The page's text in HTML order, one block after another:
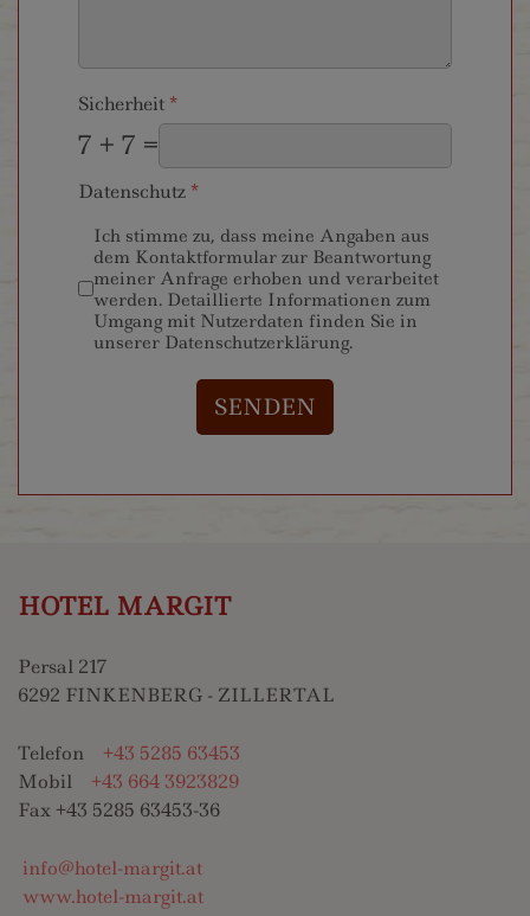
Sicherheit *
7 + 7 =
Datenschutz *
Ich stimme zu, dass meine Angaben aus
dem Kontaktformular zur Beantwortung
meiner Anfrage erhoben und verarbeitet
werden. Detaillierte Informationen zum
Umgang mit Nutzerdaten finden Sie in
unserer Datenschutzerklärung.
SENDEN
HOTEL MARGIT
Persal 217
6292 FINKENBERG - ZILLERTAL
Telefon +43 5285 63453
Mobil +43 664 3923829
Fax +43 5285 63453-36
info@hotel-margit.at
www.hotel-margit.at